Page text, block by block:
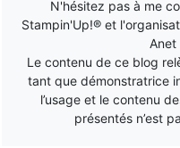
N'hésitez pas à me
Stampin'Up!® et
Anet
Le contenu de ce blog
tant que démonstratrice
l’usage et le contenu
présentés n’est